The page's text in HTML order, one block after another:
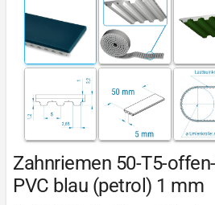
Zahnriemen 50-T5-
PVC blau (petrol) 1 mm